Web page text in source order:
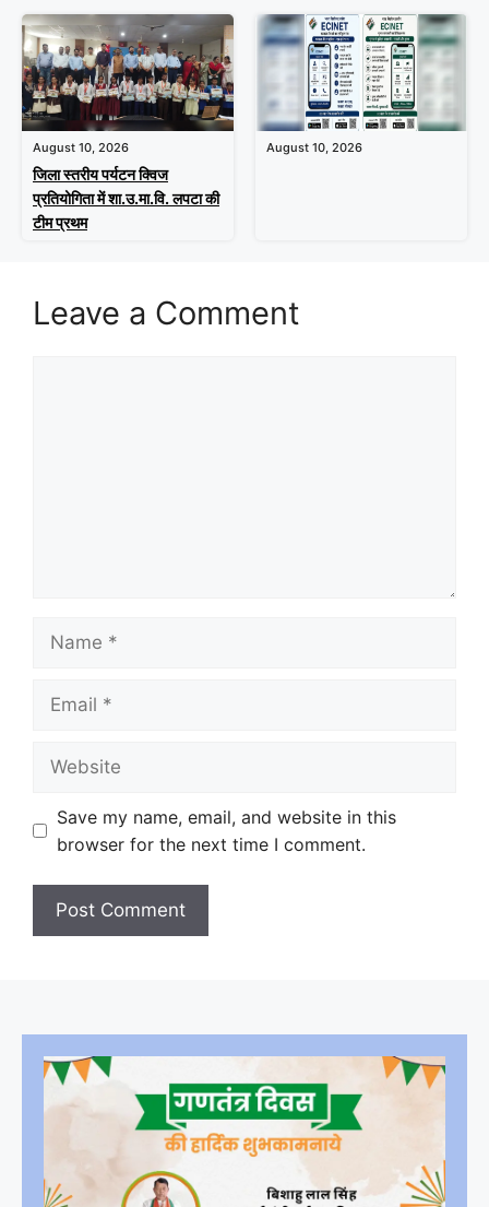
August 10, 2026
जिला स्तरीय पर्यटन क्विज
प्रतियोगिता में शा.उ.मा.वि. लपटा की
टीम प्रथम
August 10, 2026
Leave a Comment
Save my name, email, and website in this
browser for the next time I comment.